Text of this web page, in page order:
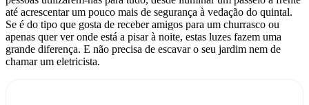
até acrescentar um pouco mais de segurança à vedação do quintal.
Se é do tipo que gosta de receber amigos para um churrasco ou
apenas quer ver onde está a pisar à noite, estas luzes fazem uma
grande diferença. E não precisa de escavar o seu jardim nem de
chamar um eletricista.